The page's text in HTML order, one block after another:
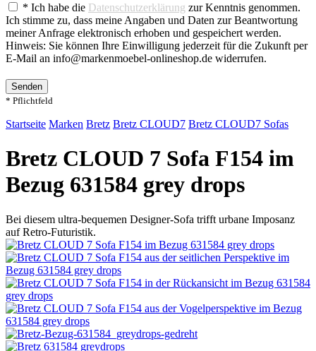
* Ich habe die Datenschutzerklärung zur Kenntnis genommen.
Ich stimme zu, dass meine Angaben und Daten zur Beantwortung
meiner Anfrage elektronisch erhoben und gespeichert werden.
Hinweis: Sie können Ihre Einwilligung jederzeit für die Zukunft per
E-Mail an info@markenmoebel-onlineshop.de widerrufen.
Senden
* Pflichtfeld
Startseite Marken Bretz Bretz CLOUD7 Bretz CLOUD7 Sofas
Bretz CLOUD 7 Sofa F154 im
Bezug 631584 grey drops
Bei diesem ultra-bequemen Designer-Sofa trifft urbane Imposanz
auf Retro-Futuristik.